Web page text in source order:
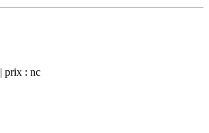
| prix : nc